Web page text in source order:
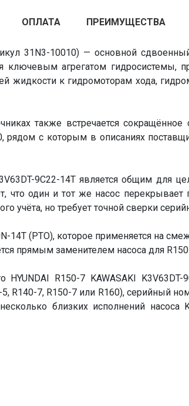
ОПЛАТА ПРЕИМУЩЕСТВА
31N3-10010) — основной
ключевым агрегатом
жидкости к гидромоторам хода,
также встречается сокращённое
рядом с которым в описаниях
9C22-14T является общим для
что один и тот же насос перекрывает
учёта, но требует точной сверки
(PTO), которое применяется на
прямым заменителем насоса для
R150-7 KAWASAKI
R140-7, R150-7 или R160), серийный
близких исполнений насоса